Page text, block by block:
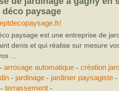
paysage
paysage est une entreprise de
denis et qui réalise sur mesure
...
- arrosage automatique - création
- jardinage - jardinier paysagiste -
- terrassement -